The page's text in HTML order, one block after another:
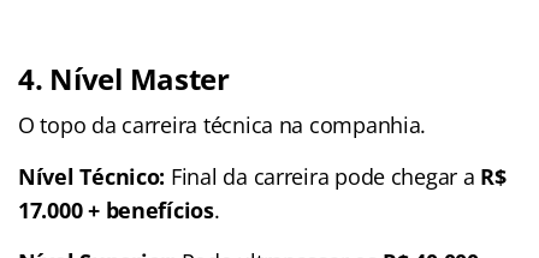
4. Nível Master
O topo da carreira técnica na companhia.
Nível Técnico: Final da carreira pode chegar a R$
17.000 + benefícios.